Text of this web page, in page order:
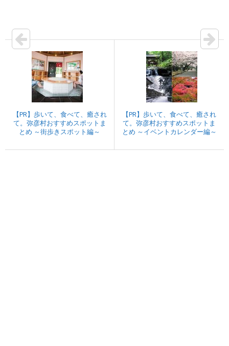
【PR】歩いて、食べて、癒され
て。弥彦村おすすめスポットま
とめ ～街歩きスポット編～
【PR】歩いて、食べて、癒され
て。弥彦村おすすめスポットま
とめ ～イベントカレンダー編～